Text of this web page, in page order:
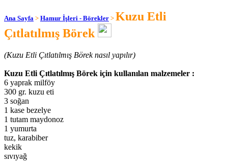
Ana Sayfa > Hamur İşleri - Börekler > Kuzu Etli
Çıtlatılmış Börek
(Kuzu Etli Çıtlatılmış Börek nasıl yapılır)
Kuzu Etli Çıtlatılmış Börek için kullanılan malzemeler :
6 yaprak milföy
300 gr. kuzu eti
3 soğan
1 kase bezelye
1 tutam maydonoz
1 yumurta
tuz, karabiber
kekik
sıvıyağ